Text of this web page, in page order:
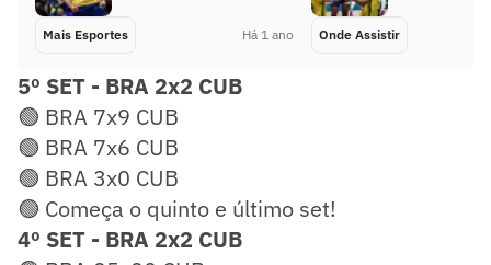
Mais Esportes Há 1 ano Onde Assistir
5º SET - BRA 2x2 CUB
🟢 BRA 7x9 CUB
🟢 BRA 7x6 CUB
🟢 BRA 3x0 CUB
🟢 Começa o quinto e último set!
4º SET - BRA 2x2 CUB